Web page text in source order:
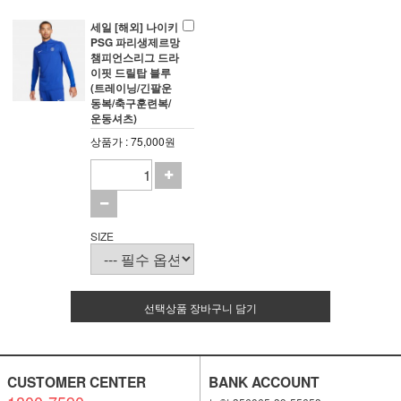
세일 [해외] 나이키
PSG 파리생제르망
챔피언스리그 드라
이핏 드릴탑 블루
(트레이닝/긴팔운
동복/축구훈련복/
운동셔츠)
상품가 : 75,000원
SIZE
선택상품 장바구니 담기
CUSTOMER CENTER BANK ACCOUNT